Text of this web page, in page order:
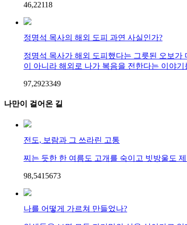
46,22118
정명석 목사의 해외 도피 과연 사실인가?
정명석 목사가 해외 도피했다는 그릇된 오보
이 아니라 해외로 나가 ㅤ복음을 전한다는 이야
97,2923349
나만이 걸어온 길
전도, 보람과 그 쓰라린 고통
찌는 듯한 한 여름도 고개를 숙이고 빗방울도
98,541 5673
나를 어떻게 가르쳐 만들었나?